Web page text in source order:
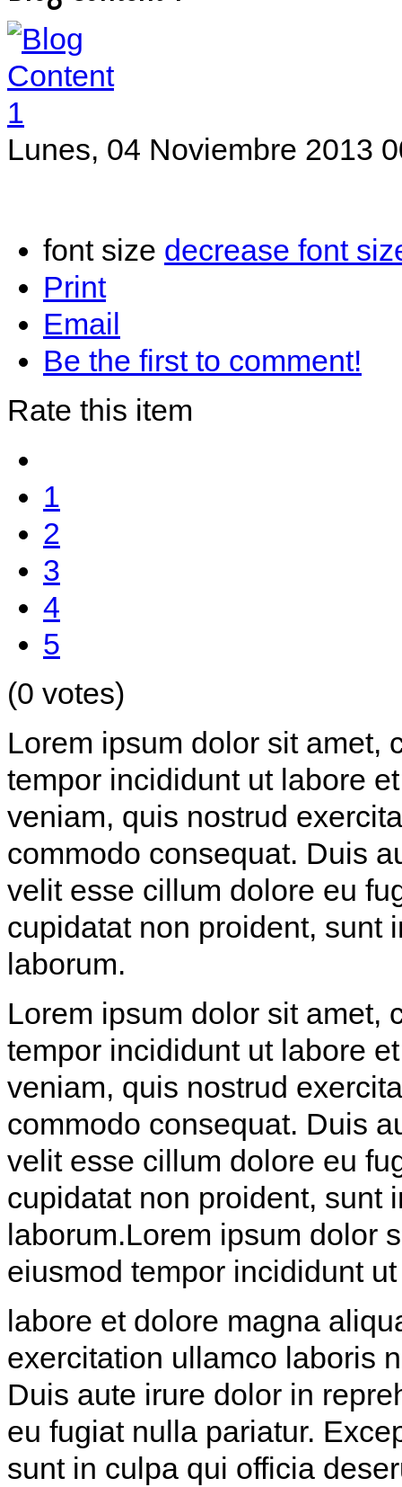
Lunes, 04 Noviembre 2013
font size decrease font
Print
Email
Be the first to comment!
Rate this item
1
2
3
4
5
(0 votes)
Lorem ipsum dolor sit amet,
tempor incididunt ut labore
veniam, quis nostrud
commodo consequat. Duis
velit esse cillum dolore eu
cupidatat non proident, sunt
laborum.
Lorem ipsum dolor sit amet,
tempor incididunt ut labore
veniam, quis nostrud
commodo consequat. Duis
velit esse cillum dolore eu
cupidatat non proident, sunt
laborum.Lorem ipsum dolor
eiusmod tempor incididunt ut
labore et dolore magna
exercitation ullamco laboris
Duis aute irure dolor in
eu fugiat nulla pariatur.
sunt in culpa qui officia